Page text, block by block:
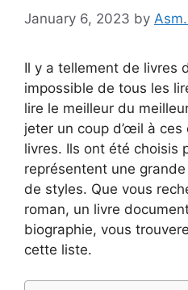
January 6, 2023 by
Il y a tellement de livres
impossible de tous les
lire le meilleur du
jeter un coup d’œil à
livres. Ils ont été choisis
représentent une
de styles. Que vous
roman, un livre
biographie, vous
cette liste.